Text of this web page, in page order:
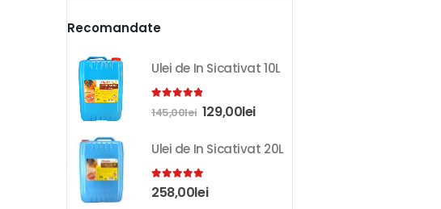
Recomandate
Ulei de In Sicativat 10L
out of 5
145,00lei 129,00lei
Ulei de In Sicativat 20L
5.00out of 5
258,00lei